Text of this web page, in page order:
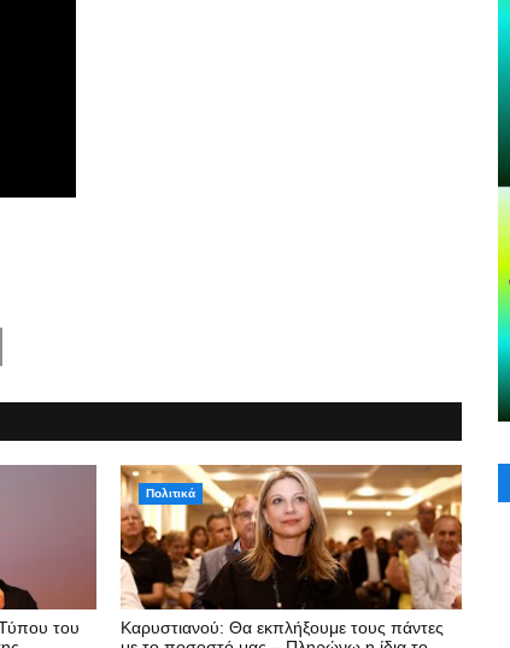
του
Πολιτικά
Καρυστιανού: Θα εκπλήξουμε τους πάντες